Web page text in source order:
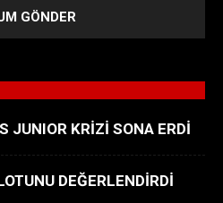
JUNIOR KRİZİ SONA ERDİ
DEĞERLENDİRDİ